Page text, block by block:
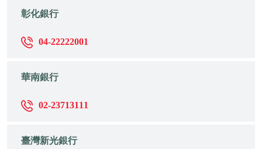
彰化銀行
04-22222001
華南銀行
02-23713111
臺灣新光銀行